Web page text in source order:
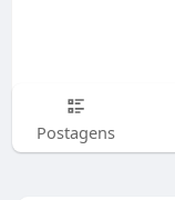
Postagens